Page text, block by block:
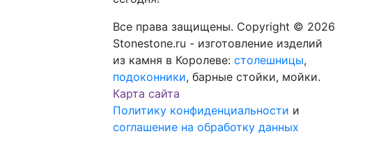
Все права защищены. Copyright © 2026
Stonestone.ru - изготовление изделий
из камня в Королеве: столешницы,
подоконники, барные стойки, мойки.
Карта сайта
Политику конфиденциальности и
соглашение на обработку данных